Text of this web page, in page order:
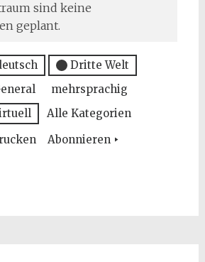
sind keine
geplant.
Dritte Welt
mehrsprachig
Alle Kategorien
Abonnieren